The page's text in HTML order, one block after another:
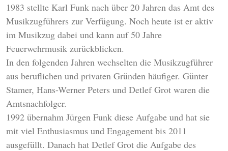
1983 stellte Karl Funk nach über 20 Jahren das Amt des
Musikzugführers zur Verfügung. Noch heute ist er aktiv
im Musikzug dabei und kann auf 50 Jahre
Feuerwehrmusik zurückblicken.
In den folgenden Jahren wechselten die Musikzugführer
aus beruflichen und privaten Gründen häufiger. Günter
Stamer, Hans-Werner Peters und Detlef Grot waren die
Amtsnachfolger.
1992 übernahm Jürgen Funk diese Aufgabe und hat sie
mit viel Enthusiasmus und Engagement bis 2011
ausgefüllt. Danach hat Detlef Grot die Aufgabe des